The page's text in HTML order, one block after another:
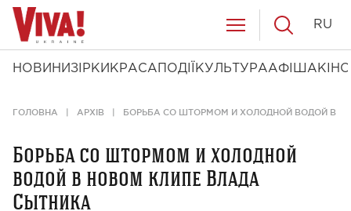
НОВИНИ ЗІРКИ КРАСА ПОДІЇ КУЛЬТУРААФІША КІНО
RU
ГОЛОВНА АРХІВ БОРЬБА СО ШТОРМОМ И ХОЛОДНОЙ ВОДОЙ В
Борьба со штормом и холодной
водой в новом клипе Влада
Сытника